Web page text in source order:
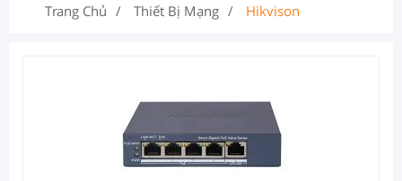
Trang Chủ Thiết Bị Mạng Hikvison